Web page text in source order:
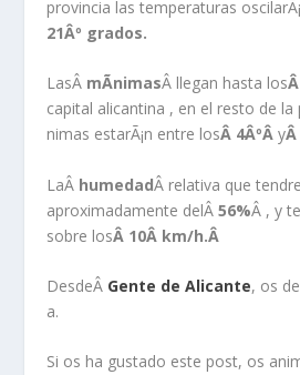
provincia las temperaturas
21Âº grados.
LasÂ mÃ­nimasÂ llegan hasta los
capital alicantina , en el resto de
nimas estarÃ¡n entre losÂ 4ÂºÂyÂ
LaÂ humedadÂ relativa que
aproximadamente delÂ56%Â , y
sobre losÂ 10Â km/h.Â
DesdeÂ Gente de Alicante, os
a.
Si os ha gustado este post, os